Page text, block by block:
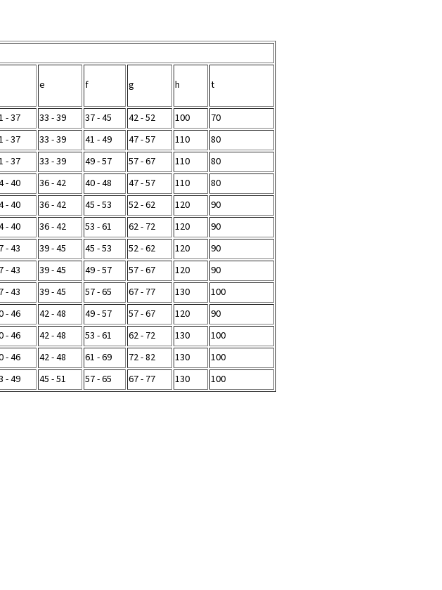
e f g h
t
- 37 33 - 39 37 - 45 42 - 52 100
70
- 37 33 - 39 41 - 49 47 - 57 110
80
- 37 33 - 39 49 - 57 57 - 67 110
80
- 40 36 - 42 40 - 48 47 - 57 110
80
- 40 36 - 42 45 - 53 52 - 62 120
90
- 40 36 - 42 53 - 61 62 - 72 120
90
- 43 39 - 45 45 - 53 52 - 62 120
90
- 43 39 - 45 49 - 57 57 - 67 120
90
- 43 39 - 45 57 - 65 67 - 77 130
100
- 46 42 - 48 49 - 57 57 - 67 120
90
- 46 42 - 48 53 - 61 62 - 72 130
100
- 46 42 - 48 61 - 69 72 - 82 130
100
- 49 45 - 51 57 - 65 67 - 77 130 100